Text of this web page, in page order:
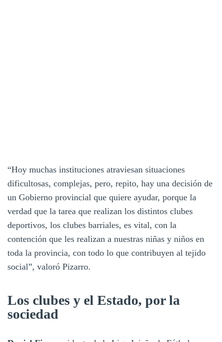
“Hoy muchas instituciones atraviesan situaciones
dificultosas, complejas, pero, repito, hay una decisión de
un Gobierno provincial que quiere ayudar, porque la
verdad que la tarea que realizan los distintos clubes
deportivos, los clubes barriales, es vital, con la
contención que les realizan a nuestras niñas y niños en
toda la provincia, con todo lo que contribuyen al tejido
social”, valoró Pizarro.
Los clubes y el Estado, por la
sociedad